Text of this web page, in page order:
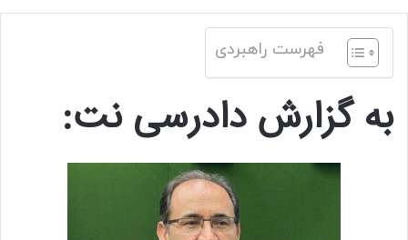
فهرست راهبردی
به گزارش دادرسی نت: